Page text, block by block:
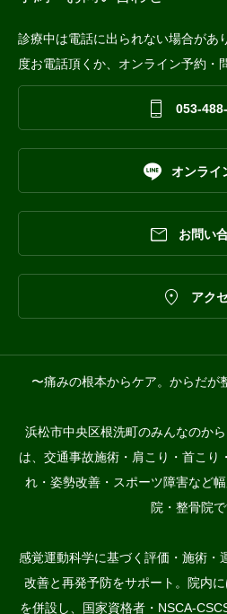
診療中は電話に出られない場合があ
度お電話頂くか、オンライン予約・
 053-
 オンライ
 お問い
 アク
〜痛みの根本からケア。からだが
浜松市中央区根洗町のみんなのか
は、交通事故施術・肩こり・首こり
れ・姿勢改善・スポーツ障害など
院・整骨院で
感覚運動科学に基づく評価・施術・
改善と再発予防をサポート。院内
を併設し、国家資格者・NSCA-